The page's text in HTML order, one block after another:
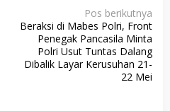
Pos berikutnya
Beraksi di Mabes Polri, Front
Penegak Pancasila Minta
Polri Usut Tuntas Dalang
Dibalik Layar Kerusuhan 21-
22 Mei